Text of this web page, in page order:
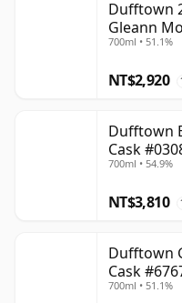
Dufftown
Gleann
700ml • 51.1%
NT$2,920
Dufftown
Cask
700ml • 54.9%
NT$3,810
Dufftown
Cask
700ml • 51.1%